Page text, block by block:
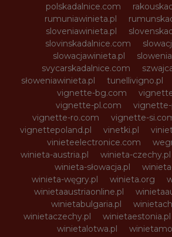
polskadalnice.com
rumuniawinieta.pl
sloveniawinieta.pl
slovinskadalnice.com
slowacjawinieta.pl
svycarskadalnice.com
słoweniawinieta.pl
tunellivigno.pl
vignette-bg.com
vignette-pl.com
vignette-
vignette-ro.com
vignette-
vignettepoland.pl
vinetki.pl
vinieteelectronice.com
winieta-austria.pl
winieta-czechy.pl
winieta-słowacja.pl
winieta-węgry.pl
winieta.org
winietaaustriaonline.pl
winietabulgaria.pl
winietaczechy.pl
winietaestonia.pl
winietalotwa.pl